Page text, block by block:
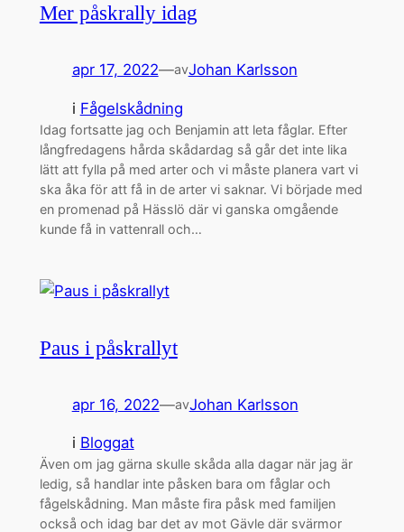
Mer påskrally idag
apr 17, 2022—avJohan Karlsson
i Fågelskådning
Idag fortsatte jag och Benjamin att leta fåglar. Efter
långfredagens hårda skådardag så går det inte lika
lätt att fylla på med arter och vi måste planera vart vi
ska åka för att få in de arter vi saknar. Vi började med
en promenad på Hässlö där vi ganska omgående
kunde få in vattenrall och…
Paus i påskrallyt
apr 16, 2022—avJohan Karlsson
i Bloggat
Även om jag gärna skulle skåda alla dagar när jag är
ledig, så handlar inte påsken bara om fåglar och
fågelskådning. Man måste fira påsk med familjen
också och idag bar det av mot Gävle där svärmor